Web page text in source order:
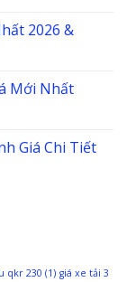
2026 &
Mới Nhất
Giá Chi Tiết
qkr 230 (1) giá xe tải 3